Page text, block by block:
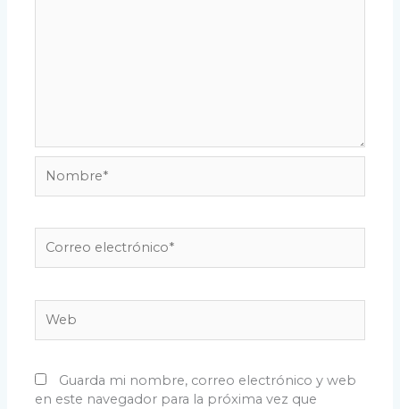
electrónico*
Guarda mi nombre, correo electrónico y web
en este navegador para la próxima vez que